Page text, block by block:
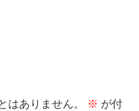
はありません。 ※ が付